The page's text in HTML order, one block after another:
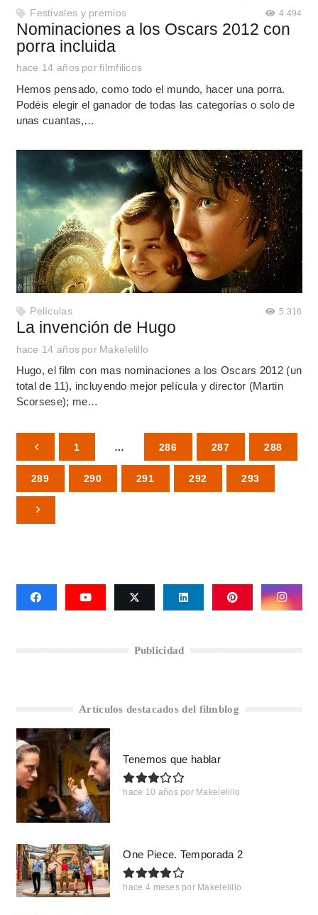
Festivales y premios 4.494
Nominaciones a los Oscars 2012 con
porra incluida
hace 14 años por filmfilicos
Hemos pensado, como todo el mundo, hacer una porra.
Podéis elegir el ganador de todas las categorías o solo de
unas cuantas,…
Películas 5.316
La invención de Hugo
hace 14 años por Makelelillo
Hugo, el film con mas nominaciones a los Oscars 2012 (un
total de 11), incluyendo mejor película y director (Martin
Scorsese); me…
1 … 286 287 288
289 290 291 292 293
Publicidad
Artículos destacados del filmblog
Tenemos que hablar
hace 10 años por Makelelillo
One Piece. Temporada 2
hace 4 meses por Makelelillo